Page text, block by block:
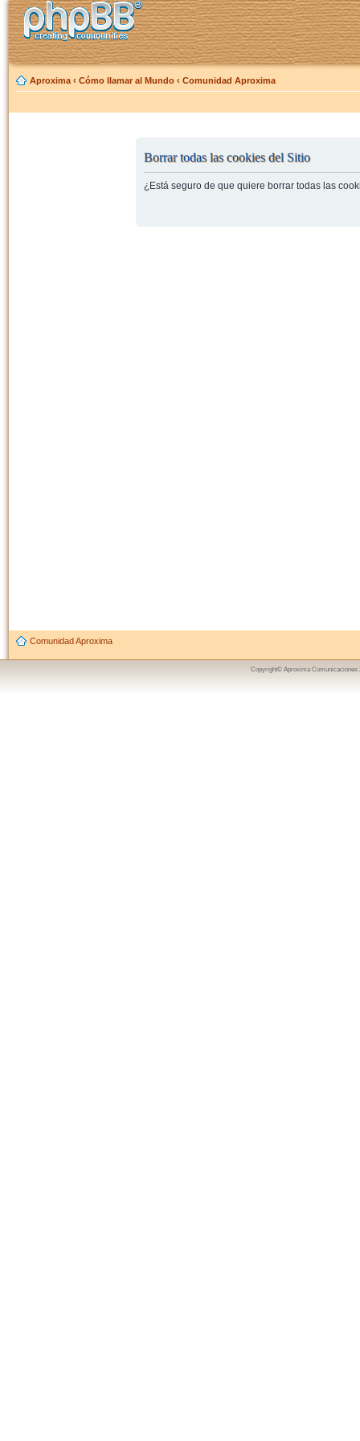
Aproxima ‹ Cómo llamar al Mundo ‹ Comunidad Aproxima
Borrar todas las cookies del Sitio
¿Está seguro de que quiere borrar todas las
Comunidad Aproxima
Copyright© Aproxima Comunicaciones